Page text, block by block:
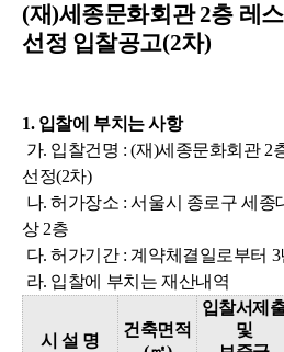
(재)세종문화회관 2층 레
선정 입찰공고(2차)
1. 입찰에 부치는 사항
가. 입찰건명 : (재)세종문화회관 2
선정(2차)
나. 허가장소 : 서울시 종로구 세종
상 2층
다. 허가기간 : 계약체결일로부터 3
라. 입찰에 부치는 재산내역
시 설 명
건축면적
입찰서제
및